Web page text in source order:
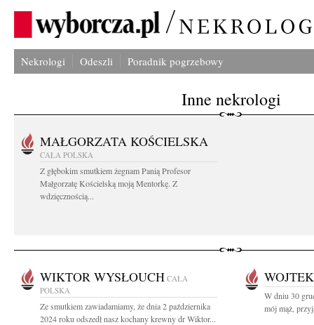
Nekrologi Odeszli Poradnik pogrzebowy
Inne nekrologi
MAŁGORZATA KOŚCIELSKA
CAŁA POLSKA
Z głębokim smutkiem żegnam Panią Profesor
Małgorzatę Kościelską moją Mentorkę. Z
wdzięcznością...
WIKTOR WYSŁOUCH CAŁA
POLSKA
Ze smutkiem zawiadamiamy, że dnia 2 października
2024 roku odszedł nasz kochany krewny dr Wiktor...
W dniu 30
mój mąż,